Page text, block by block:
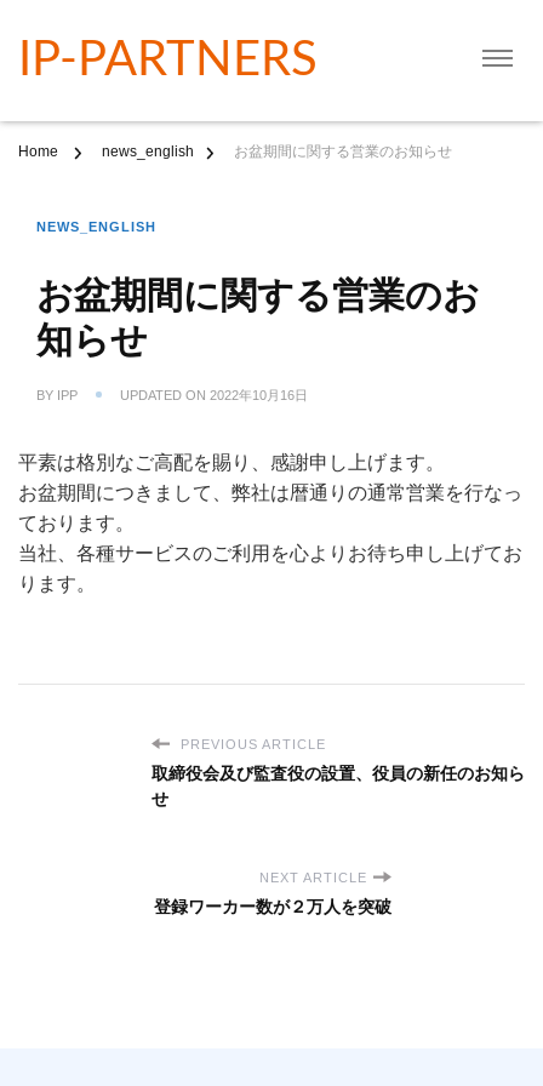
IP-PARTNERS
Home news_english お盆期間に関する営業のお知らせ
NEWS_ENGLISH
お盆期間に関する営業のお
知らせ
BY IPP UPDATED ON 2022年10月16日
平素は格別なご高配を賜り、感謝申し上げます。
お盆期間につきまして、弊社は暦通りの通常営業を行なっ
ております。
当社、各種サービスのご利用を心よりお待ち申し上げてお
ります。
PREVIOUS ARTICLE
取締役会及び監査役の設置、役員の新任のお知ら
せ
NEXT ARTICLE
登録ワーカー数が２万人を突破